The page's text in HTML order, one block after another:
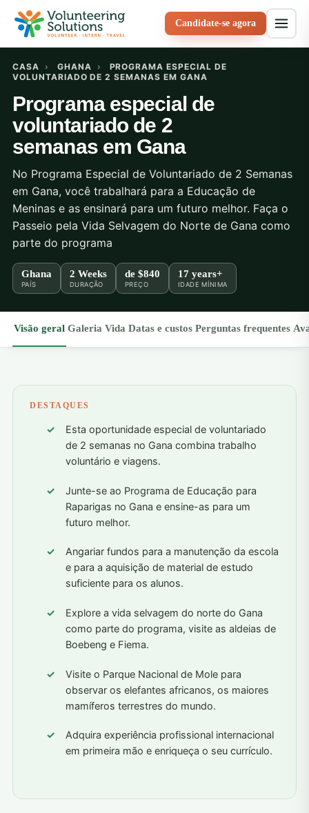
Candidate-se agora
CASA › GHANA ›
PROGRAMA ESPECIAL DE
VOLUNTARIADO DE 2 SEMANAS EM GANA
Programa especial de
voluntariado de 2
semanas em Gana
No Programa Especial de Voluntariado de 2 Semanas
em Gana, você trabalhará para a Educação de
Meninas e as ensinará para um futuro melhor. Faça o
Passeio pela Vida Selvagem do Norte de Gana como
parte do programa
Ghana
PAÍS
2 Weeks
DURAÇÃO
de $840
PREÇO
17 years+
IDADE MÍNIMA
Visão geral Galeria Vida Datas e custos Perguntas frequentes
DESTAQUES
Esta oportunidade especial de voluntariado
de 2 semanas no Gana combina trabalho
voluntário e viagens.
Junte-se ao Programa de Educação para
Raparigas no Gana e ensine-as para um
futuro melhor.
Angariar fundos para a manutenção da escola
e para a aquisição de material de estudo
suficiente para os alunos.
Explore a vida selvagem do norte do Gana
como parte do programa, visite as aldeias de
Boebeng e Fiema.
Visite o Parque Nacional de Mole para
observar os elefantes africanos, os maiores
mamíferos terrestres do mundo.
Adquira experiência profissional internacional
em primeira mão e enriqueça o seu currículo.